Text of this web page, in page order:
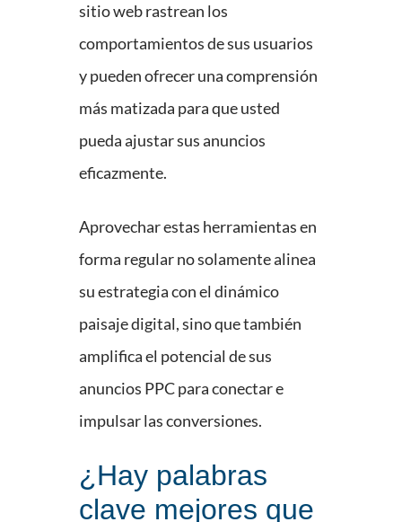
sitio web rastrean los
comportamientos de sus usuarios
y pueden ofrecer una comprensión
más matizada para que usted
pueda ajustar sus anuncios
eficazmente.
Aprovechar estas herramientas en
forma regular no solamente alinea
su estrategia con el dinámico
paisaje digital, sino que también
amplifica el potencial de sus
anuncios PPC para conectar e
impulsar las conversiones.
¿Hay palabras
clave mejores que